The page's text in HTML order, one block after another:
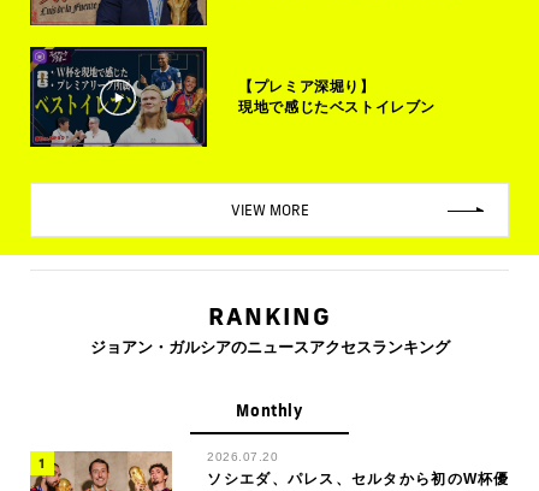
【プレミア深堀り】
現地で感じたベストイレブン
VIEW MORE
RANKING
ジョアン・ガルシアのニュースアクセスランキング
Monthly
2026.07.20
ソシエダ、パレス、セルタから初のW杯優